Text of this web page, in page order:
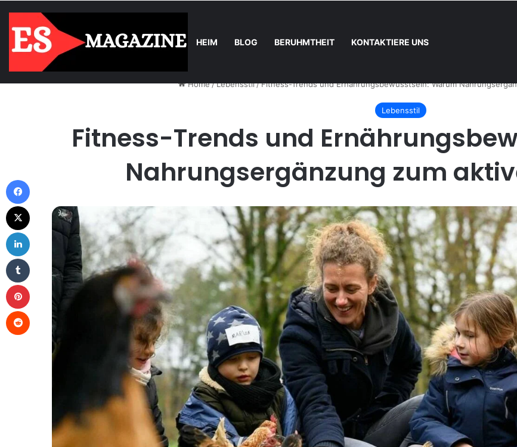
HEIM BLOG BERUHMTHEIT KONTAKTIERE UNS
Tuesday, August 4 2026 Trend Balkonkraftwerk-Upgrade: Wann und wie registrieren
Home/Lebensstil/Fitness-Trends und Ernährungsbewusstsein: Warum
Lebensstil
Fitness-Trends und
Nahrungsergänzung zum
LinkedIn